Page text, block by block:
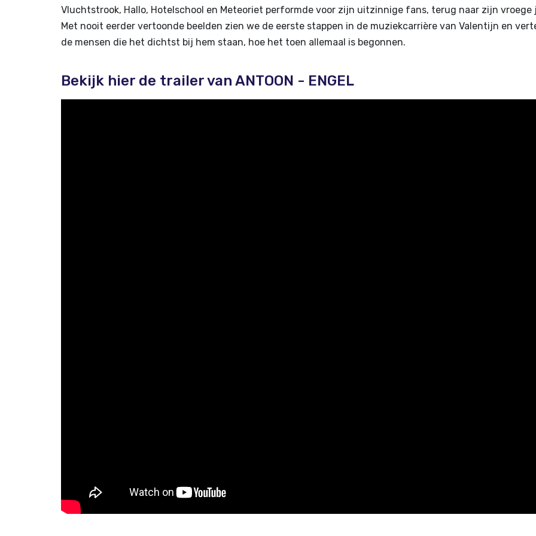
Vluchtstrook, Hallo, Hotelschool en Meteoriet performde voor zijn uitzinnige fans, terug naar zijn vroege
Met nooit eerder vertoonde beelden zien we de eerste stappen in de muziekcarrière van Valentijn en
de mensen die het dichtst bij hem staan, hoe het toen allemaal is begonnen.
Bekijk hier de trailer van ANTOON - ENGEL